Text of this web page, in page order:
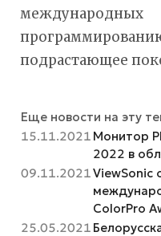
подрастающее
Еще новости на эту
15.11.2021 Монитор
2022 в
09.11.2021ViewSonic
ColorPro
25.05.2021